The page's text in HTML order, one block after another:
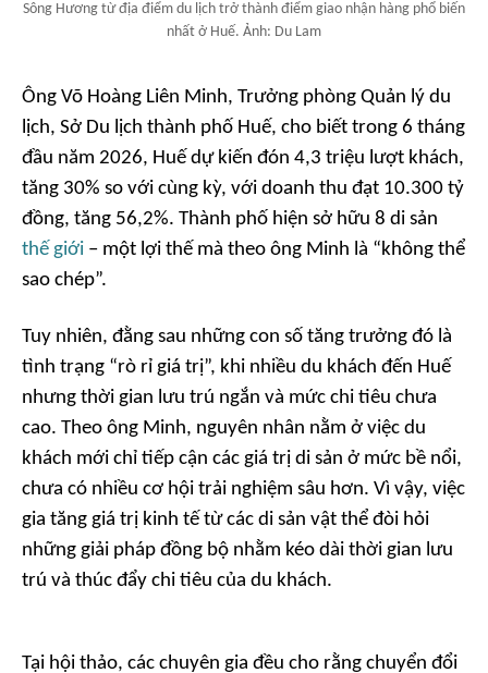
Sông Hương từ địa điểm du lịch trở thành điểm giao nhận hàng phổ biến
nhất ở Huế. Ảnh: Du Lam
Ông Võ Hoàng Liên Minh, Trưởng phòng Quản lý du
lịch, Sở Du lịch thành phố Huế, cho biết trong 6 tháng
đầu năm 2026, Huế dự kiến đón 4,3 triệu lượt khách,
tăng 30% so với cùng kỳ, với doanh thu đạt 10.300 tỷ
đồng, tăng 56,2%. Thành phố hiện sở hữu 8 di sản
thế giới – một lợi thế mà theo ông Minh là “không thể
sao chép”.
Tuy nhiên, đằng sau những con số tăng trưởng đó là
tình trạng “rò rỉ giá trị”, khi nhiều du khách đến Huế
nhưng thời gian lưu trú ngắn và mức chi tiêu chưa
cao. Theo ông Minh, nguyên nhân nằm ở việc du
khách mới chỉ tiếp cận các giá trị di sản ở mức bề nổi,
chưa có nhiều cơ hội trải nghiệm sâu hơn. Vì vậy, việc
gia tăng giá trị kinh tế từ các di sản vật thể đòi hỏi
những giải pháp đồng bộ nhằm kéo dài thời gian lưu
trú và thúc đẩy chi tiêu của du khách.
Tại hội thảo, các chuyên gia đều cho rằng chuyển đổi